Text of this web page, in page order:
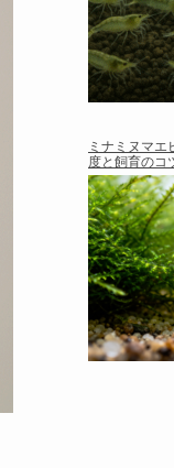
ミナミヌマエ
度と飼育のコ